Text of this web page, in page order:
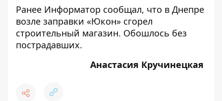
Ранее Информатор сообщал, что в Днепре
возле заправки «Юкон» сгорел
строительный магазин. Обошлось без
пострадавших.
Анастасия Кручинецкая